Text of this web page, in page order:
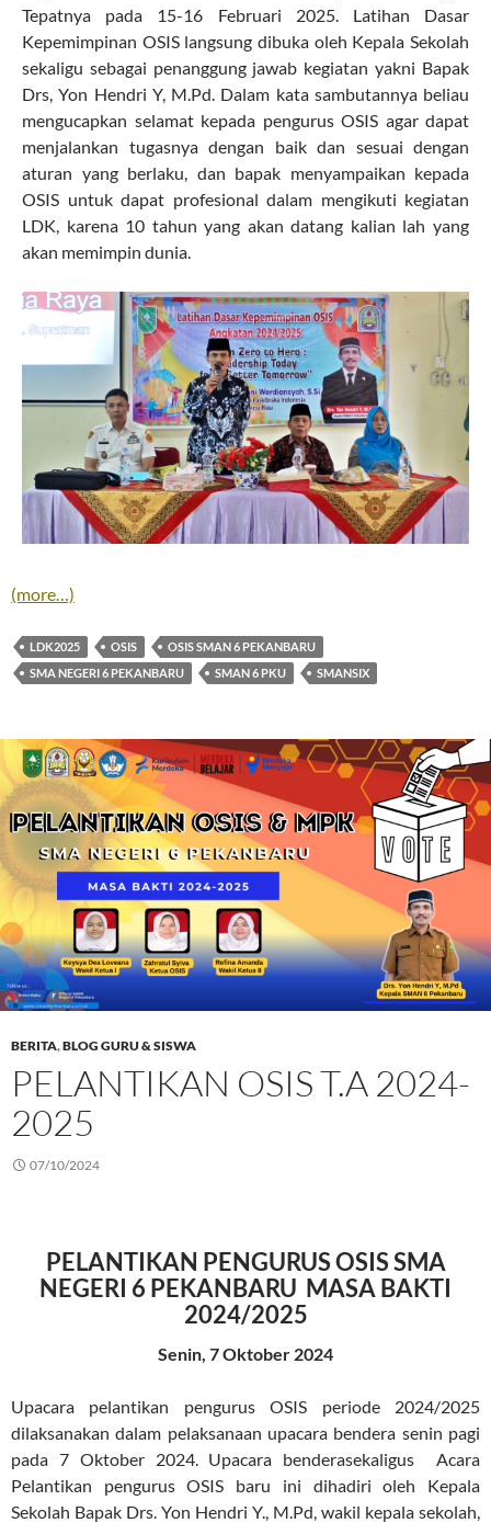
Tepatnya pada 15-16 Februari 2025. Latihan Dasar
Kepemimpinan OSIS langsung dibuka oleh Kepala Sekolah
sekaligu sebagai penanggung jawab kegiatan yakni Bapak
Drs, Yon Hendri Y, M.Pd. Dalam kata sambutannya beliau
mengucapkan selamat kepada pengurus OSIS agar dapat
menjalankan tugasnya dengan baik dan sesuai dengan
aturan yang berlaku, dan bapak menyampaikan kepada
OSIS untuk dapat profesional dalam mengikuti kegiatan
LDK, karena 10 tahun yang akan datang kalian lah yang
akan memimpin dunia.
(more…)
LDK2025 OSIS
OSIS SMAN 6 PEKANBARU
SMA NEGERI 6 PEKANBARU
SMAN 6 PKU SMANSIX
BERITA,BLOG GURU & SISWA
PELANTIKAN OSIS T.A 2024-
2025
07/10/2024
PELANTIKAN PENGURUS OSIS SMA
NEGERI 6 PEKANBARU MASA BAKTI
2024/2025
Senin, 7 Oktober 2024
Upacara pelantikan pengurus OSIS periode 2024/2025
dilaksanakan dalam pelaksanaan upacara bendera senin pagi
pada 7 Oktober 2024. Upacara benderasekaligus Acara
Pelantikan pengurus OSIS baru ini dihadiri oleh Kepala
Sekolah Bapak Drs. Yon Hendri Y., M.Pd, wakil kepala sekolah,